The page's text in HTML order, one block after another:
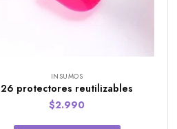
INSUMOS
26 protectores reutilizables
$2.990